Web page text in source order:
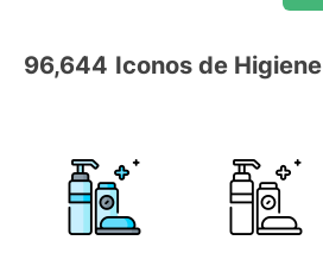
96,644 Iconos de Higiene